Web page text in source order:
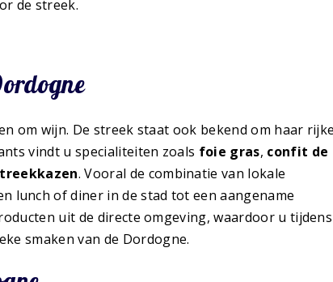
de streek.
om wijn. De streek staat ook bekend om haar rijke
vindt u specialiteiten zoals foie gras, confit de
. Vooral de combinatie van lokale
lunch of diner in de stad tot een aangename
uit de directe omgeving, waardoor u tijdens
smaken van de Dordogne.